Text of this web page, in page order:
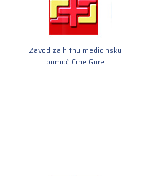
Zavod za hitnu medicinsku
pomoć Crne Gore